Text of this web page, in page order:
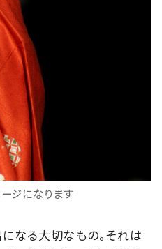
ジになります
なる大切なもの。それは